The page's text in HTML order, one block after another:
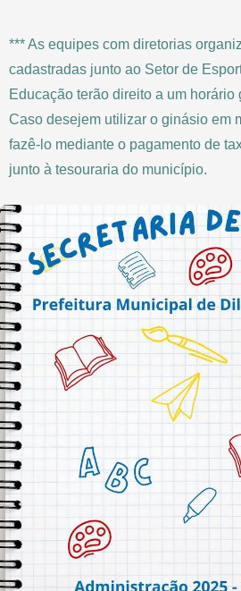
*** As equipes com diretorias
cadastradas junto ao Setor de
Educação terão direito a um horário
Caso desejem utilizar o ginásio em
fazê-lo mediante o pagamento de
junto à tesouraria do município.